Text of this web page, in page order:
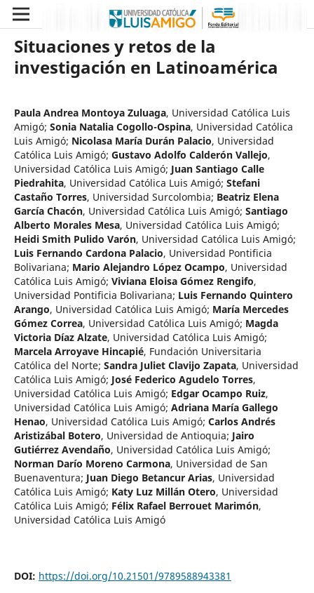
Situaciones y retos de la
investigación en Latinoamérica
Paula Andrea Montoya Zuluaga, Universidad Católica Luis
Amigó; Sonia Natalia Cogollo-Ospina, Universidad Católica
Luis Amigó; Nicolasa María Durán Palacio, Universidad
Católica Luis Amigó; Gustavo Adolfo Calderón Vallejo,
Universidad Católica Luis Amigó; Juan Santiago Calle
Piedrahita, Universidad Católica Luis Amigó; Stefani
Castaño Torres, Universidad Surcolombia; Beatriz Elena
García Chacón, Universidad Católica Luis Amigó; Santiago
Alberto Morales Mesa, Universidad Católica Luis Amigó;
Heidi Smith Pulido Varón, Universidad Católica Luis Amigó;
Luis Fernando Cardona Palacio, Universidad Pontificia
Bolivariana; Mario Alejandro López Ocampo, Universidad
Católica Luis Amigó; Viviana Eloisa Gómez Rengifo,
Universidad Pontificia Bolivariana; Luis Fernando Quintero
Arango, Universidad Católica Luis Amigó; María Mercedes
Gómez Correa, Universidad Católica Luis Amigó; Magda
Victoria Díaz Alzate, Universidad Católica Luis Amigó;
Marcela Arroyave Hincapié, Fundación Universitaria
Católica del Norte; Sandra Juliet Clavijo Zapata, Universidad
Católica Luis Amigó; José Federico Agudelo Torres,
Universidad Católica Luis Amigó; Edgar Ocampo Ruiz,
Universidad Católica Luis Amigó; Adriana María Gallego
Henao, Universidad Católica Luis Amigó; Carlos Andrés
Aristizábal Botero, Universidad de Antioquia; Jairo
Gutiérrez Avendaño, Universidad Católica Luis Amigó;
Norman Darío Moreno Carmona, Universidad de San
Buenaventura; Juan Diego Betancur Arias, Universidad
Católica Luis Amigó; Katy Luz Millán Otero, Universidad
Católica Luis Amigó; Félix Rafael Berrouet Marimón,
Universidad Católica Luis Amigó
DOI: https://doi.org/10.21501/9789588943381